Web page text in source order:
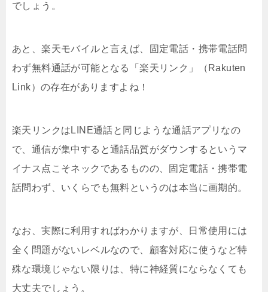
でしょう。
あと、楽天モバイルと言えば、固定電話・携帯電話問
わず無料通話が可能となる「楽天リンク」（Rakuten
Link）の存在がありますよね！
楽天リンクはLINE通話と同じような通話アプリなの
で、通信が集中すると通話品質がダウンするというマ
イナス点こそネックであるものの、固定電話・携帯電
話問わず、いくらでも無料というのは本当に画期的。
なお、実際に利用すればわかりますが、日常使用には
全く問題がないレベルなので、顧客対応に使うなど特
殊な環境じゃない限りは、特に神経質にならなくても
大丈夫でしょう。